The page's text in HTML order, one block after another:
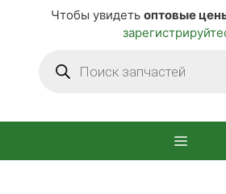
Чтобы увидеть оптовые
товаров